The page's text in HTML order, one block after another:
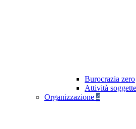
Burocrazia zero
Attività
Organizzazione 4